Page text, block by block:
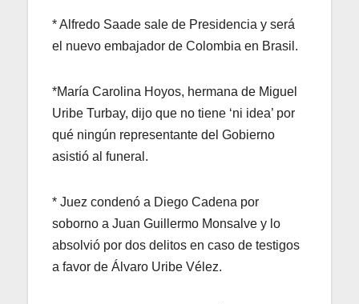
* Alfredo Saade sale de Presidencia y será
el nuevo embajador de Colombia en Brasil.
*María Carolina Hoyos, hermana de Miguel
Uribe Turbay, dijo que no tiene ‘ni idea’ por
qué ningún representante del Gobierno
asistió al funeral.
* Juez condenó a Diego Cadena por
soborno a Juan Guillermo Monsalve y lo
absolvió por dos delitos en caso de testigos
a favor de Álvaro Uribe Vélez.